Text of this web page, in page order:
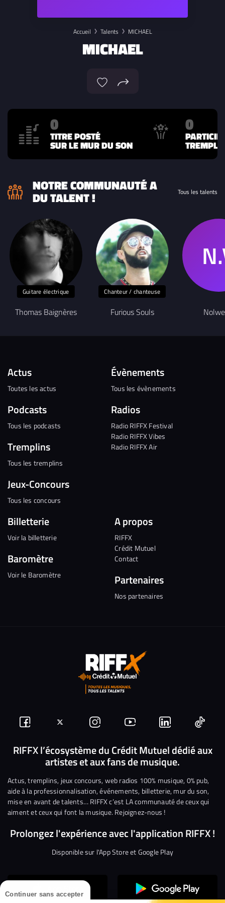
Continuer sans accepter
Accueil Talents MICHAEL
MICHAEL
0
TITRE POSTÉ
SUR LE MUR DU SON
0
NOTRE COMMUNAUTÉ A
DU TALENT ! Tous les talents
Guitare électrique
Thomas Baignères
Chanteur / chanteuse
Furious Souls
Actus
Toutes les actus
Podcasts
Tous les podcasts
Tremplins
Tous les tremplins
Jeux-Concours
Tous les concours
Évènements
Tous les évènements
Radios
Radio RIFFX Festival
Radio RIFFX Vibes
Radio RIFFX Air
Billetterie
Voir la billetterie
Baromètre
Voir le Baromètre
A propos
RIFFX
Crédit Mutuel
Contact
Partenaires
Nos partenaires
Suivez-
nous
Facebook
Suivez-
nous
sur
Twitter
Nous
rejoindre
sur
Instagram
Nous
rejoindre
sur
YouTube
Nous
rejoindre
sur
Linkedin
Nous
RIFFX l’écosystème du Crédit Mutuel dédié aux
artistes et aux fans de musique.
Actus, tremplins, jeux concours, web radios 100% musique, 0% pub,
aide à la professionnalisation, événements, billetterie, mur du son,
mise en avant de talents… RIFFX c’est LA communauté de ceux qui
aiment et ceux qui font la musique. Rejoignez-nous !
Prolongez l'expérience avec l'application RIFFX !
Disponible sur l'App Store et Google Play